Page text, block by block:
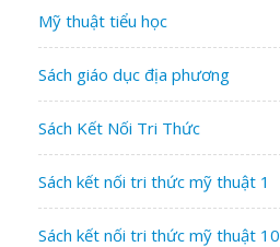
Mỹ thuật tiểu học
Sách giáo dục địa phương
Sách Kết Nối Tri Thức
Sách kết nối tri thức mỹ thuật 1
Sách kết nối tri thức mỹ thuật 10